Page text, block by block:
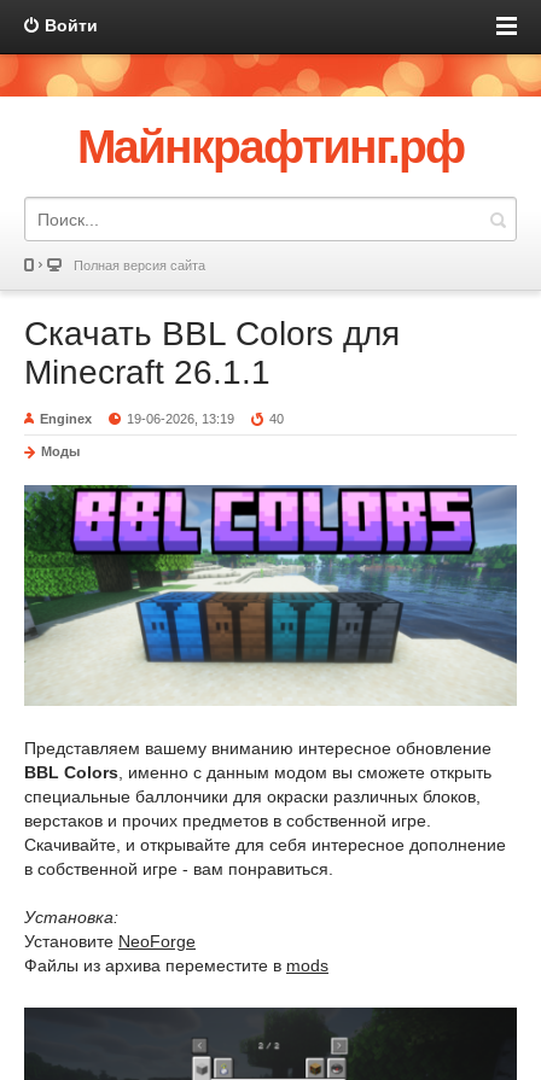
Войти
Майнкрафтинг.рф
Полная версия сайта
Скачать BBL Colors для
Minecraft 26.1.1
Enginex 19-06-2026, 13:19 40
Моды
Представляем вашему вниманию интересное обновление
BBL Colors , именно с данным модом вы сможете открыть
специальные баллончики для окраски различных блоков,
верстаков и прочих предметов в собственной игре.
Скачивайте, и открывайте для себя интересное дополнение
в собственной игре - вам понравиться.
Установка:
Установите NeoForge
Файлы из архива переместите в mods